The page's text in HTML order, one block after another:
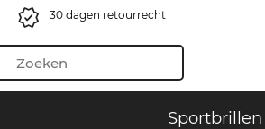
30 dagen retourrecht
Sportbrillen